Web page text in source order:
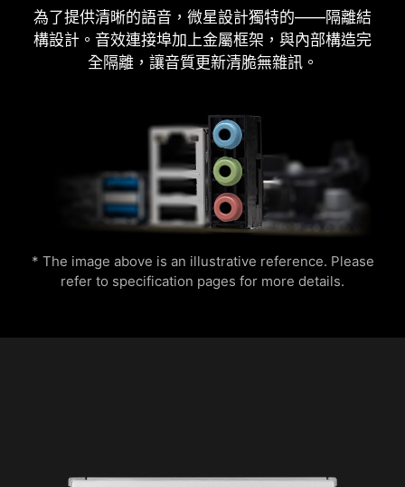
為了提供清晰的語音，微星設計獨特的——隔離結
構設計。音效連接埠加上金屬框架，與內部構造完
全隔離，讓音質更新清脆無雜訊。
* The image above is an illustrative reference. Please
refer to specification pages for more details.
色環
一鍵CPU超頻可自動優化處理器性能，即時調整至
最佳狀態。
AIDA64 EXTREME 獨家版本
費試用。 AIDA64 Extreme 是一款電腦軟硬體偵測
診斷軟體。通過該軟體，您可以在電腦上監控作業
系統、主機板、CPU、BIOS…等相關詳細資訊，並
可儲存CSV、HTML 等多種格式文件。